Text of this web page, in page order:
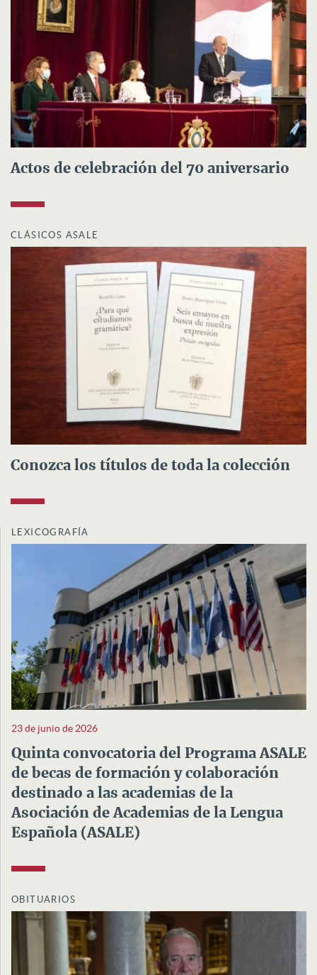
Actos de celebración del 70 aniversario
CLÁSICOS ASALE
Conozca los títulos de toda la colección
LEXICOGRAFÍA
23 de junio de 2026
Quinta convocatoria del Programa ASALE
de becas de formación y colaboración
destinado a las academias de la
Asociación de Academias de la Lengua
Española (ASALE)
OBITUARIOS